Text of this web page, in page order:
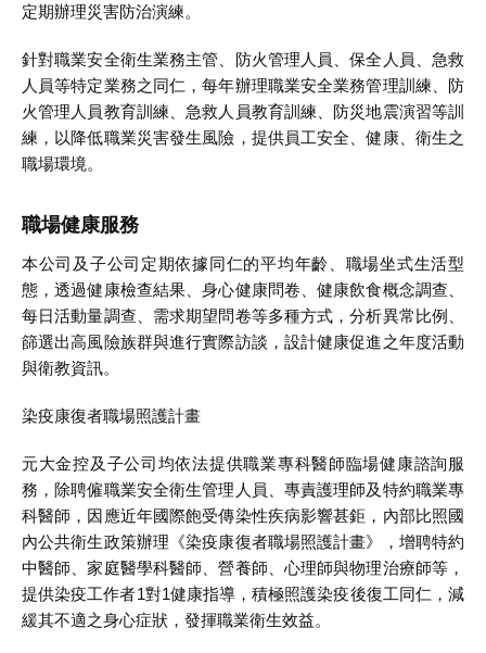
定期辦理災害防治演練。
針對職業安全衛生業務主管、防火管理人員、保全人員、急救
人員等特定業務之同仁，每年辦理職業安全業務管理訓練、防
火管理人員教育訓練、急救人員教育訓練、防災地震演習等訓
練，以降低職業災害發生風險，提供員工安全、健康、衛生之
職場環境。
職場健康服務
本公司及子公司定期依據同仁的平均年齡、職場坐式生活型
態，透過健康檢查結果、身心健康問卷、健康飲食概念調查、
每日活動量調查、需求期望問卷等多種方式，分析異常比例、
篩選出高風險族群與進行實際訪談，設計健康促進之年度活動
與衛教資訊。
染疫康復者職場照護計畫
元大金控及子公司均依法提供職業專科醫師臨場健康諮詢服
務，除聘僱職業安全衛生管理人員、專責護理師及特約職業專
科醫師，因應近年國際飽受傳染性疾病影響甚鉅，內部比照國
內公共衛生政策辦理《染疫康復者職場照護計畫》，增聘特約
中醫師、家庭醫學科醫師、營養師、心理師與物理治療師等，
提供染疫工作者1對1健康指導，積極照護染疫後復工同仁，減
緩其不適之身心症狀，發揮職業衛生效益。